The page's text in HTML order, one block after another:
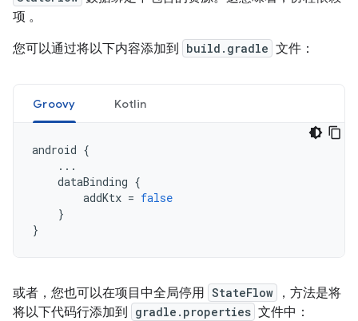
项 。
您可以通过将以下内容添加到
build.gradle 文件：
Groovy Kotlin
android {
...
dataBinding {
addKtx = false
}
}
或者，您也可以在项目中全局停用 StateFlow
，方法是将
将以下代码行添加到
gradle.properties 文件中：